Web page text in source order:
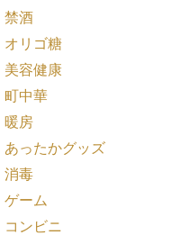
禁酒
オリゴ糖
美容健康
町中華
暖房
あったかグッズ
消毒
ゲーム
コンビニ